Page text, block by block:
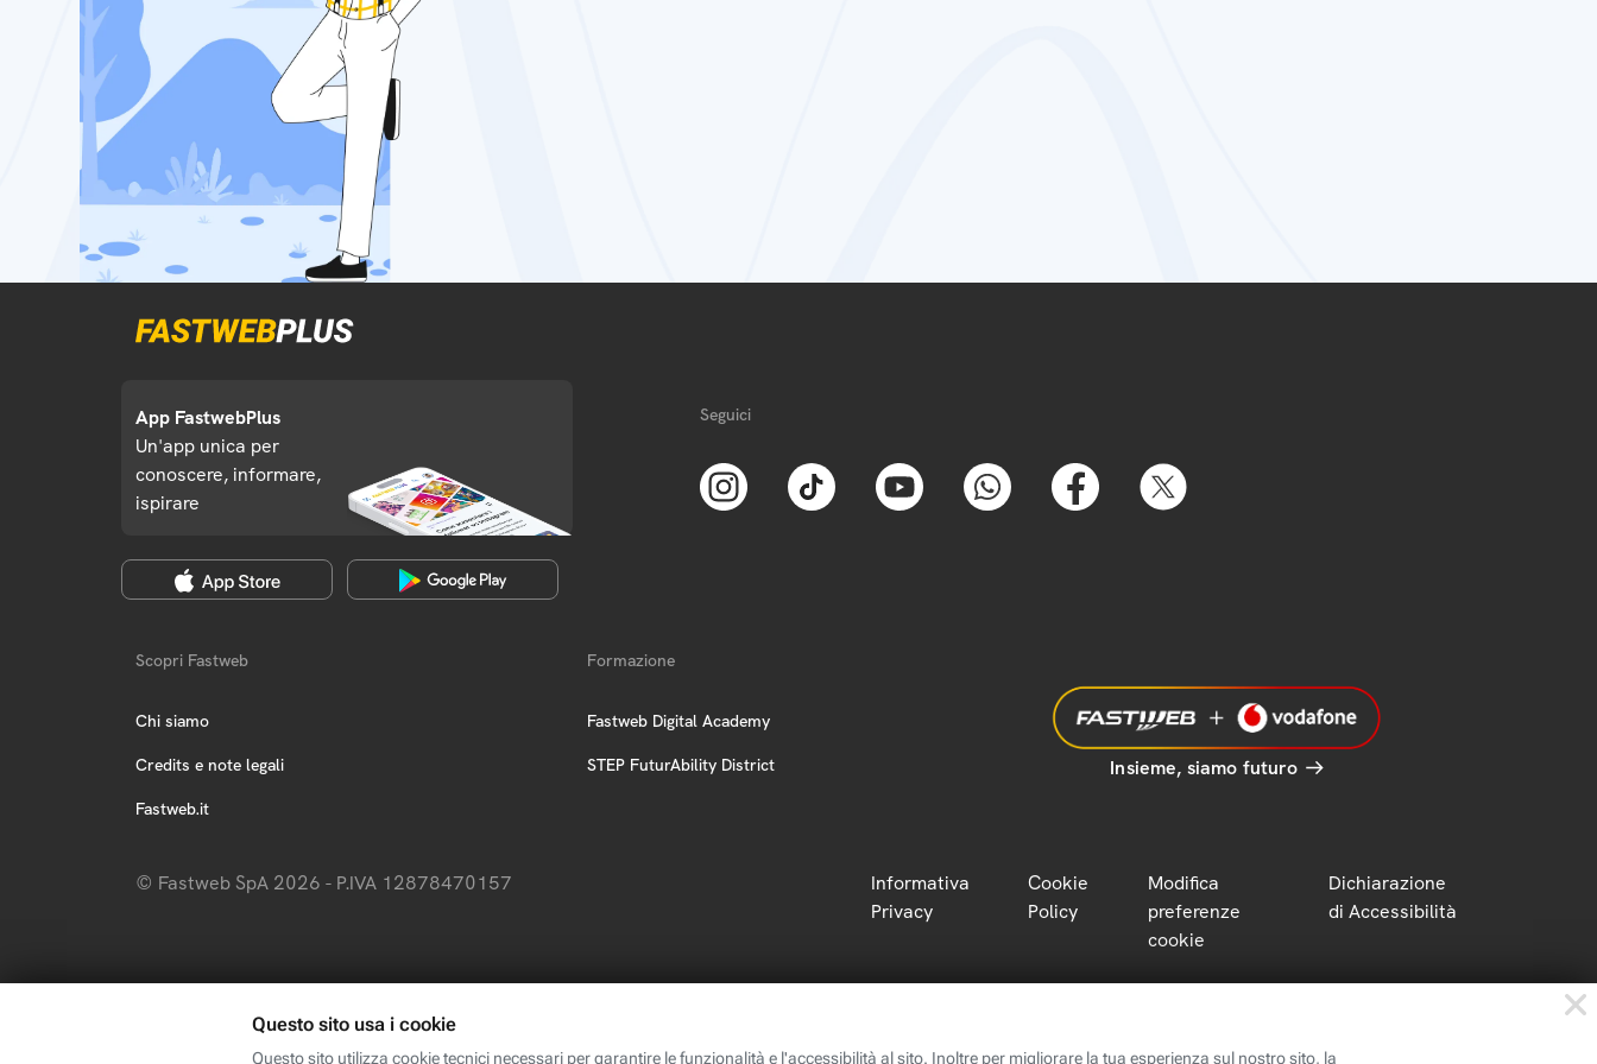
App FastwebPlus
Un'app unica per
conoscere, informare,
ispirare
Seguici
Scopri Fastweb
Chi siamo
Credits e note legali
Fastweb.it
Formazione
Fastweb Digital Academy
STEP FuturAbility District Insieme, siamo futuro
© Fastweb SpA 2026 - P.IVA 12878470157
Informativa
Privacy
Cookie
Policy
Modifica
preferenze
cookie
Dichiarazione
di Accessibilità